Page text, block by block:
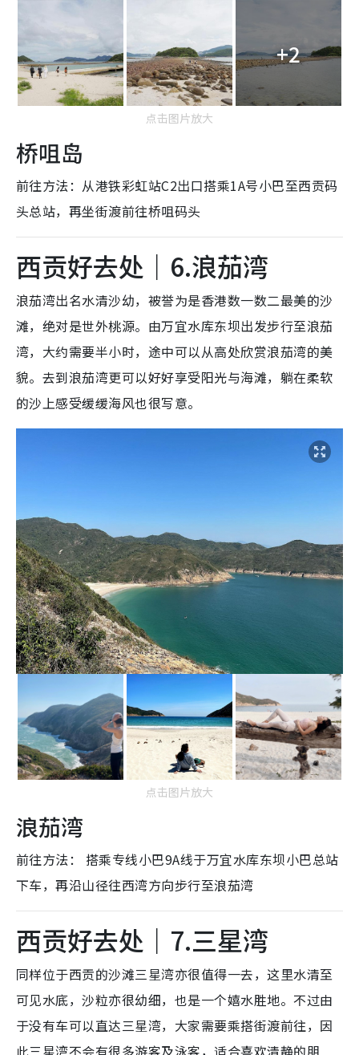
+2
点击图片放大
桥咀岛
前往方法：从港铁彩虹站C2出口搭乘1A号小巴至西贡码
头总站，再坐街渡前往桥咀码头
西贡好去处｜6.浪茄湾
浪茄湾出名水清沙幼，被誉为是香港数一数二最美的沙
滩，绝对是世外桃源。由万宜水库东坝出发步行至浪茄
湾，大约需要半小时，途中可以从高处欣赏浪茄湾的美
貌。去到浪茄湾更可以好好享受阳光与海滩，躺在柔软
的沙上感受缓缓海风也很写意。
点击图片放大
浪茄湾
前往方法： 搭乘专线小巴9A线于万宜水库东坝小巴总站
下车，再沿山径往西湾方向步行至浪茄湾
西贡好去处｜7.三星湾
同样位于西贡的沙滩三星湾亦很值得一去，这里水清至
可见水底，沙粒亦很幼细，也是一个嬉水胜地。不过由
于没有车可以直达三星湾，大家需要乘搭街渡前往，因
此三星湾不会有很多游客及泳客，适合喜欢清静的朋